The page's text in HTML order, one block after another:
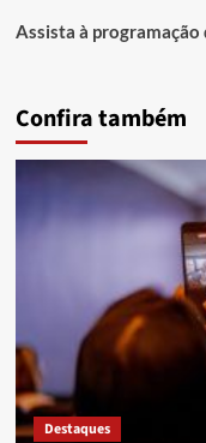
Assista à programação
Confira também
Destaques